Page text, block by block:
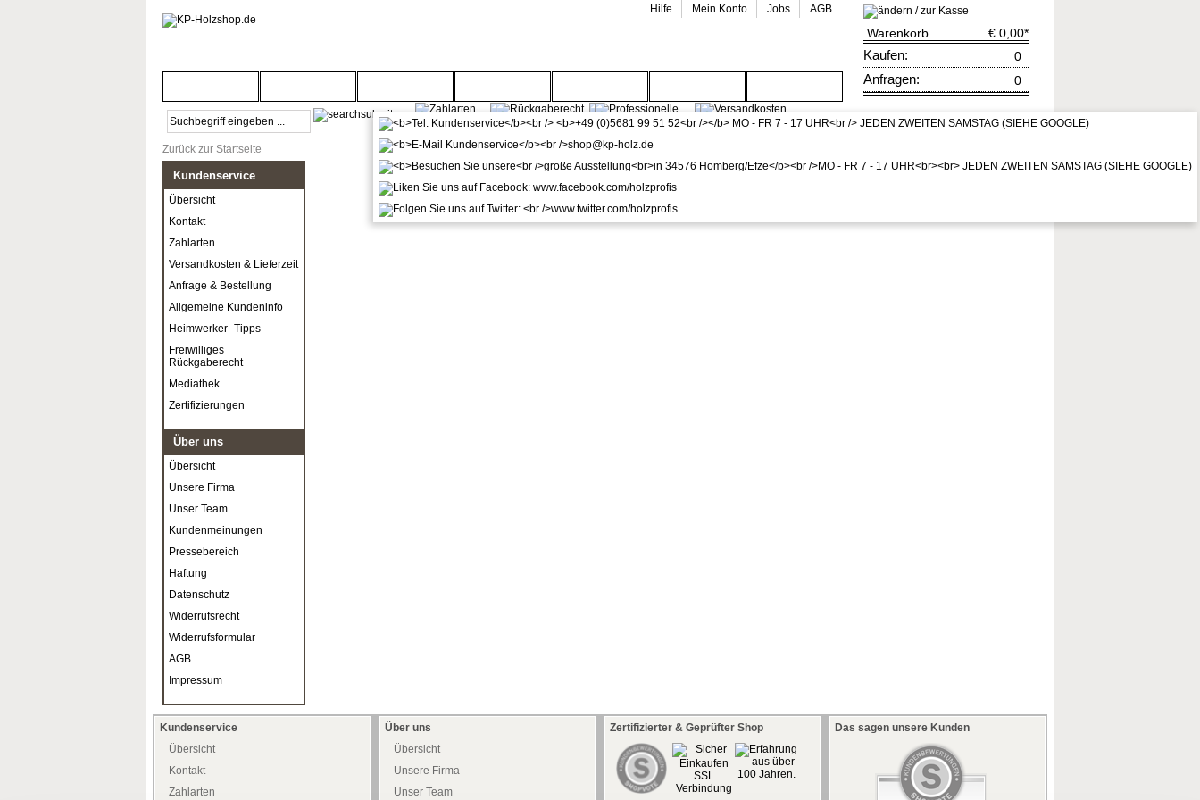
Hilfe Mein Konto Jobs AGB
Warenkorb € 0,00*
Kaufen: 0
Anfragen: 0
zur Kasse
Zurück zur Startseite
Kundenservice
Übersicht
Kontakt
Zahlarten
Versandkosten & Lieferzeit
Anfrage & Bestellung
Allgemeine Kundeninfo
Heimwerker -Tipps-
Freiwilliges
Rückgaberecht
Mediathek
Zertifizierungen
Über uns
Übersicht
Unsere Firma
Unser Team
Kundenmeinungen
Pressebereich
Haftung
Datenschutz
Widerrufsrecht
Widerrufsformular
AGB
Impressum
Kundenservice
Übersicht
Kontakt
Zahlarten
Über uns
Übersicht
Unsere Firma
Unser Team
Zertifizierter & Geprüfter Shop Das sagen unsere Kunden